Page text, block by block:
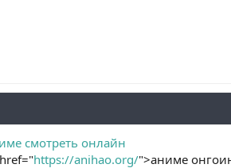
смотреть онлайн
https://anihao.org/">аниме